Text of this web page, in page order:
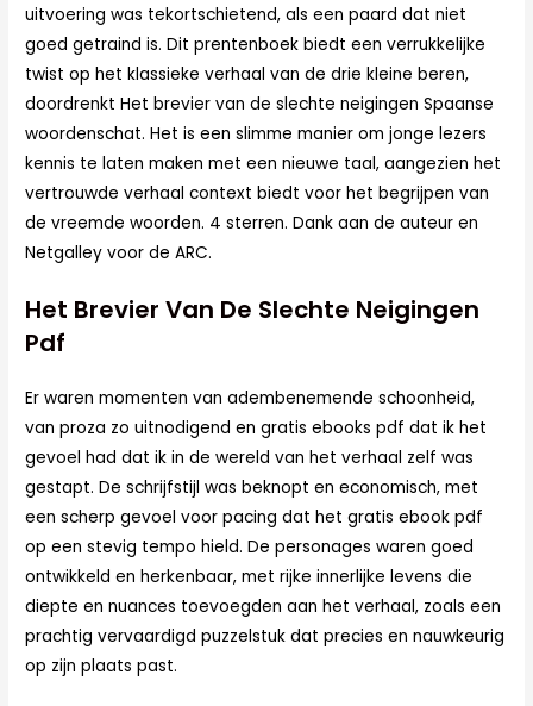
uitvoering was tekortschietend, als een paard dat niet
goed getraind is. Dit prentenboek biedt een verrukkelijke
twist op het klassieke verhaal van de drie kleine beren,
doordrenkt Het brevier van de slechte neigingen Spaanse
woordenschat. Het is een slimme manier om jonge lezers
kennis te laten maken met een nieuwe taal, aangezien het
vertrouwde verhaal context biedt voor het begrijpen van
de vreemde woorden. 4 sterren. Dank aan de auteur en
Netgalley voor de ARC.
Het Brevier Van De Slechte Neigingen
Pdf
Er waren momenten van adembenemende schoonheid,
van proza zo uitnodigend en gratis ebooks pdf dat ik het
gevoel had dat ik in de wereld van het verhaal zelf was
gestapt. De schrijfstijl was beknopt en economisch, met
een scherp gevoel voor pacing dat het gratis ebook pdf
op een stevig tempo hield. De personages waren goed
ontwikkeld en herkenbaar, met rijke innerlijke levens die
diepte en nuances toevoegden aan het verhaal, zoals een
prachtig vervaardigd puzzelstuk dat precies en nauwkeurig
op zijn plaats past.